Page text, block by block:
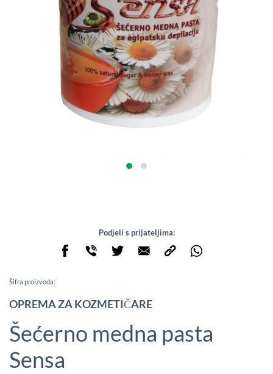
Podjeli s prijateljima:
Šifra proizvoda:
OPREMA ZA KOZMETIČARE
Šećerno medna pasta
Sensa